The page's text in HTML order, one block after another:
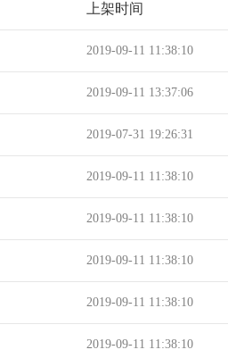
上架时间
2019-09-11 11:38:10
2019-09-11 13:37:06
2019-07-31 19:26:31
2019-09-11 11:38:10
2019-09-11 11:38:10
2019-09-11 11:38:10
2019-09-11 11:38:10
2019-09-11 11:38:10